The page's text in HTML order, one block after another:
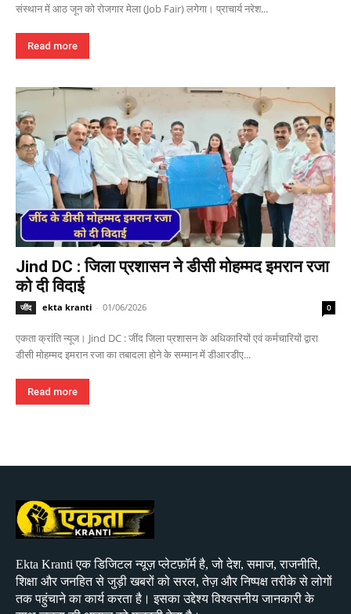
संस्थान में आठ जून को रोजगार मेला (Job Fair) लगेगा। प्राचार्य नरेश...
Read more
Jind DC : जिला प्रशासन ने डीसी मोहम्मद इमरान रजा
को दी विदाई
जींद ekta kranti - 01/06/2026 0
एकता क्रांति न्यूज। Jind DC : जींद जिला प्रशासन के अधिकारियों एवं कर्मचारियों द्वारा
डीसी मोहम्मद इमरान रजा का तबादला होने के सम्मान में डीआरडीए...
Read more
Ekta Kranti एक डिजिटल न्यूज़ प्लेटफ़ॉर्म है, जो देश, समाज, राजनीति,
शिक्षा और जनहित से जुड़ी खबरों को सरल, तेज़ और निष्पक्ष तरीके से लोगों
तक पहुंचाने का कार्य करता है। इसका उद्देश्य विश्वसनीय जानकारी के